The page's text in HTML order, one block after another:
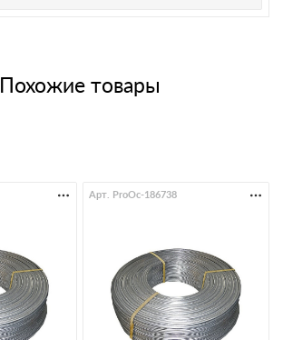
Похожие товары
Арт. ProOc-186738